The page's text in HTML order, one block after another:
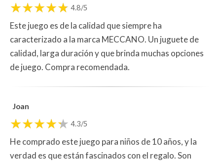
4.8/5
Este juego es de la calidad que siempre ha
caracterizado a la marca MECCANO. Un juguete de
calidad, larga duración y que brinda muchas opciones
de juego. Compra recomendada.
Joan
4.3/5
He comprado este juego para niños de 10 años, y la
verdad es que están fascinados con el regalo. Son